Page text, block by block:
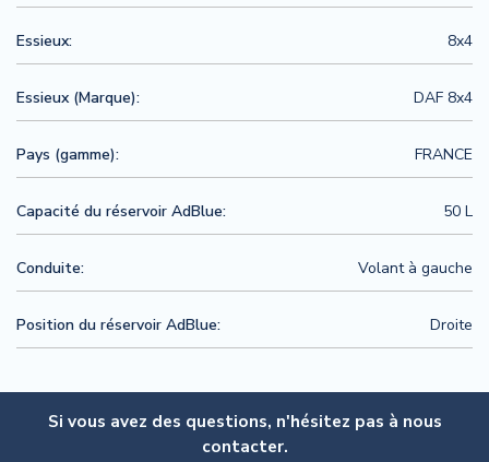
Essieux: 8x4
Essieux (Marque): DAF 8x4
Pays (gamme): FRANCE
Capacité du réservoir AdBlue: 50 L
Conduite: Volant à gauche
Position du réservoir AdBlue: Droite
Si vous avez des questions, n'hésitez pas à nous
contacter.